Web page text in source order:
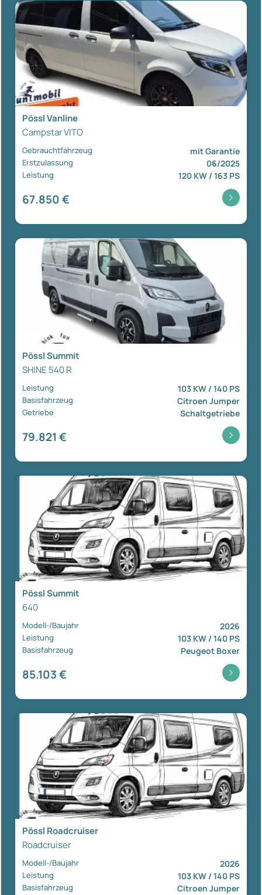
Pössl Vanline
Campstar VITO
Gebrauchtfahrzeug mit Garantie
Erstzulassung 06/2025
Leistung 120 KW / 163 PS
67.850 €
Pössl Summit
SHINE 540 R
Leistung 103 KW / 140 PS
Basisfahrzeug Citroen Jumper
Getriebe Schaltgetriebe
79.821 €
Pössl Summit
640
Modell-/Baujahr 2026
Leistung 103 KW / 140 PS
Basisfahrzeug Peugeot Boxer
85.103 €
Pössl Roadcruiser
Roadcruiser
Modell-/Baujahr 2026
Leistung 103 KW / 140 PS
Basisfahrzeug Citroen Jumper